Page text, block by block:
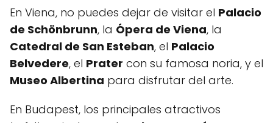
En Viena, no puedes dejar de visitar el Palacio
de Schönbrunn, la Ópera de Viena, la
Catedral de San Esteban, el Palacio
Belvedere, el Prater con su famosa noria, y el
Museo Albertina para disfrutar del arte.
En Budapest, los principales atractivos